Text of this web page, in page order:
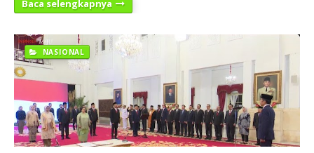
Baca selengkapnya
NASIONAL